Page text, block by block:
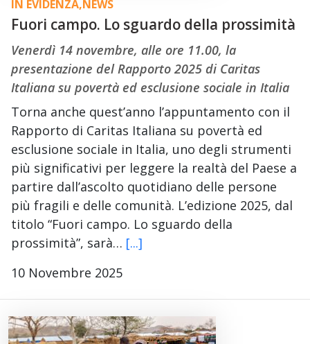
IN EVIDENZA,NEWS
Fuori campo. Lo sguardo della prossimità
Venerdì 14 novembre, alle ore 11.00, la
presentazione del Rapporto 2025 di Caritas
Italiana su povertà ed esclusione sociale in Italia
Torna anche quest’anno l’appuntamento con il
Rapporto di Caritas Italiana su povertà ed
esclusione sociale in Italia, uno degli strumenti
più significativi per leggere la realtà del Paese a
partire dall’ascolto quotidiano delle persone
più fragili e delle comunità. L’edizione 2025, dal
titolo “Fuori campo. Lo sguardo della
prossimità”, sarà… [...]
10 Novembre 2025